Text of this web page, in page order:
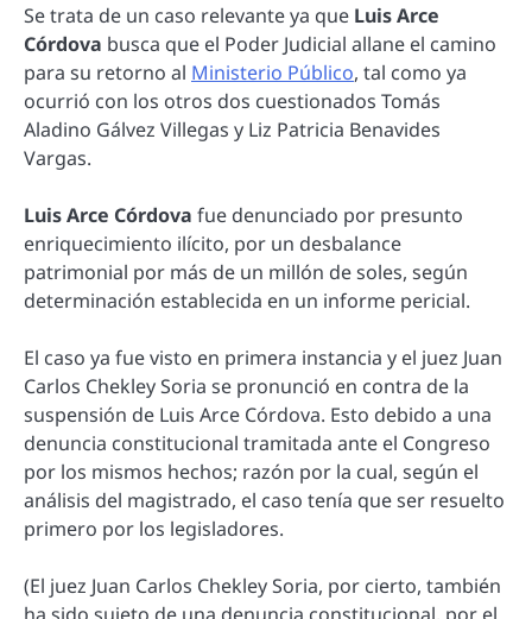
Se trata de un caso relevante ya que Luis Arce
Córdova busca que el Poder Judicial allane el camino
para su retorno al Ministerio Público, tal como ya
ocurrió con los otros dos cuestionados Tomás
Aladino Gálvez Villegas y Liz Patricia Benavides
Vargas.
Luis Arce Córdova fue denunciado por presunto
enriquecimiento ilícito, por un desbalance
patrimonial por más de un millón de soles, según
determinación establecida en un informe pericial.
El caso ya fue visto en primera instancia y el juez Juan
Carlos Chekley Soria se pronunció en contra de la
suspensión de Luis Arce Córdova. Esto debido a una
denuncia constitucional tramitada ante el Congreso
por los mismos hechos; razón por la cual, según el
análisis del magistrado, el caso tenía que ser resuelto
primero por los legisladores.
(El juez Juan Carlos Chekley Soria, por cierto, también